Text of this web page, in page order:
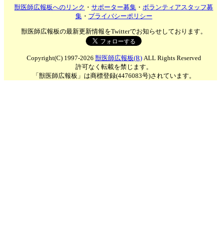
獣医師広報板へのリンク ・サポーター募集 ・ボランティアスタッフ募
集・ プライバシーポリシー
獣医師広報板の最新更新情報をTwitterでお知らせしております。
Copyright(C) 1997-2026 獣医師広報板(R)ALL Rights Reserved
許可なく転載を禁じます。
「獣医師広報板」は商標登録(4476083号)されています。